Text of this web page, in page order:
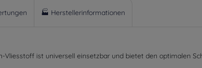
🏭 Herstellerinformationen
Vliesstoff ist universell einsetzbar und bietet den optimalen